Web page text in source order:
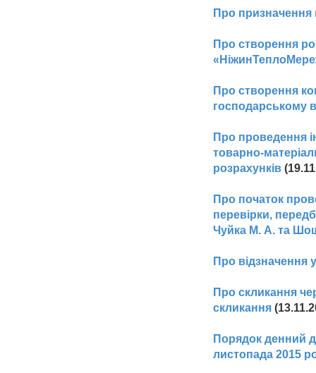
Про
Про створення
Про створення
господарському
Про проведення
товарно-
розрахунків
Про початок
перевірки,
Чуйка М. А. та
Про відзначення
Про скликання
скликання
Порядок денний
листопада 2015